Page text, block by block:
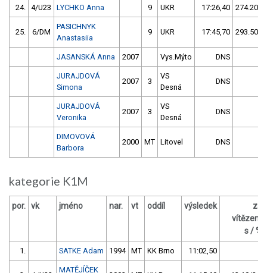
24. 4/U23 LYCHKO Anna 9 UKR 17:26,40 274.20/
25. 6/DM
PASICHNYK
Anastasiia
9 UKR 17:45,70 293.50/
JASANSKÁ Anna 2007 Vys.Mýto DNS
JURAJDOVÁ
Simona
2007 3
VS
Desná
DNS
JURAJDOVÁ
Veronika
2007 3
VS
Desná
DNS
DIMOVOVÁ
Barbora
2000 MT Litovel DNS
kategorie K1M
por. vk jméno nar. vt oddíl výsledek
za
vítězem
s / %
1. SATKE Adam 1994 MT KK Brno 11:02,50
MATĚJÍČEK